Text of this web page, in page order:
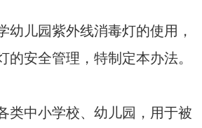
幼儿园紫外线消毒灯的使用，
的安全管理，特制定本办法。
类中小学校、幼儿园，用于被